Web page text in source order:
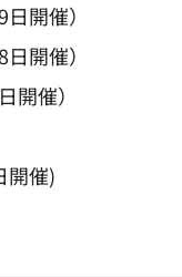
開催）
開催）
開催）
開催)